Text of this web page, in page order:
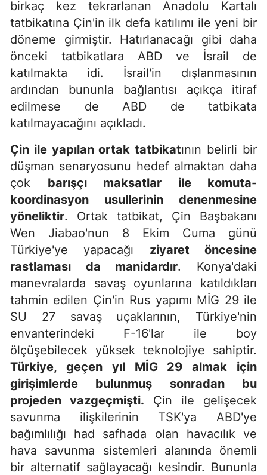
birkaç kez tekrarlanan Anadolu Kartalı
tatbikatına Çin'in ilk defa katılımı ile yeni bir
döneme girmiştir. Hatırlanacağı gibi daha
önceki tatbikatlara ABD ve İsrail de
katılmakta idi. İsrail'in dışlanmasının
ardından bununla bağlantısı açıkça itiraf
edilmese de ABD de tatbikata
katılmayacağını açıkladı.
Çin ile yapılan ortak tatbikatının belirli bir
düşman senaryosunu hedef almaktan daha
çok barışçı maksatlar ile komuta-
koordinasyon usullerinin denenmesine
yöneliktir. Ortak tatbikat, Çin Başbakanı
Wen Jiabao'nun 8 Ekim Cuma günü
Türkiye'ye yapacağı ziyaret öncesine
rastlaması da manidardır. Konya'daki
manevralarda savaş oyunlarına katıldıkları
tahmin edilen Çin'in Rus yapımı MİG 29 ile
SU 27 savaş uçaklarının, Türkiye'nin
envanterindeki F-16'lar ile boy
ölçüşebilecek yüksek teknolojiye sahiptir.
Türkiye, geçen yıl MİG 29 almak için
girişimlerde bulunmuş sonradan bu
projeden vazgeçmişti. Çin ile gelişecek
savunma ilişkilerinin TSK'ya ABD'ye
bağımlılığı had safhada olan havacılık ve
hava savunma sistemleri alanında önemli
bir alternatif sağlayacağı kesindir. Bununla